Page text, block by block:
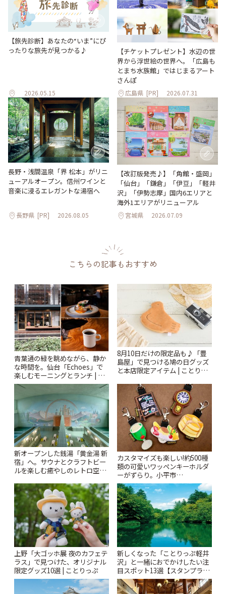
【旅先診断】あなたの“いま”にぴ
ったりな旅先が見つかる♪
2026.05.15
【チケットプレゼント】水辺の世
界から浮世絵の世界へ。「広島も
とまち水族館」ではじまるアート
さんぽ
広島県 [PR] 2026.07.31
長野・浅間温泉「界 松本」がリニ
ューアルオープン。信州ワインと
音楽に浸るエレガントな湯宿へ
長野県 [PR] 2026.08.05
【改訂版発売♪】「角館・盛岡」
「仙台」「鎌倉」「伊豆」「軽井
沢」「伊勢志摩」国内6エリアと
海外1エリアがリニューアル
宮城県 2026.07.09
こちらの記事もおすすめ
青葉通の緑を眺めながら、静か
な時間を。仙台「Echoes」で
楽しむモーニングとランチ | こ
とりっぷ
8月10日だけの限定品も♪「豊
島屋」で見つける鳩の日グッズ
と本店限定アイテム | ことりっ
新オープンした銭湯「黄金湯 新
宿」へ。サウナとクラフトビー
ルを楽しむ癒やしのレトロ空間
カスタマイズも楽しい!約500種
類の可愛いワッペンキーホルダ
ーがずらり。小平市
「Kimamaya T&K」 | ことりっ
ぷ
上野「大ゴッホ展 夜のカフェテ
ラス」で見つけた、オリジナル
限定グッズ10選 | ことりっぷ
新しくなった「ことりっぷ軽井
沢」と一緒におでかけしたい注
目スポット13選【スタンプラリ
ー開催中】 | ことりっぷ